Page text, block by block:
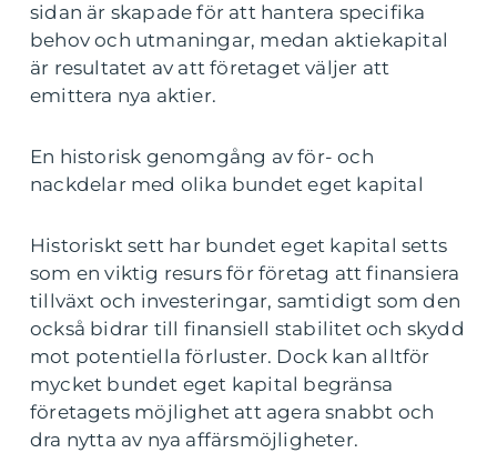
sidan är skapade för att hantera specifika
behov och utmaningar, medan aktiekapital
är resultatet av att företaget väljer att
emittera nya aktier.
En historisk genomgång av för- och
nackdelar med olika bundet eget kapital
Historiskt sett har bundet eget kapital setts
som en viktig resurs för företag att finansiera
tillväxt och investeringar, samtidigt som den
också bidrar till finansiell stabilitet och skydd
mot potentiella förluster. Dock kan alltför
mycket bundet eget kapital begränsa
företagets möjlighet att agera snabbt och
dra nytta av nya affärsmöjligheter.